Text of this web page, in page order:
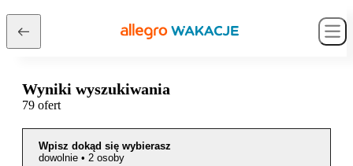
Wyniki wyszukiwania
79 ofert
Wpisz dokąd się wybierasz
dowolnie • 2 osoby